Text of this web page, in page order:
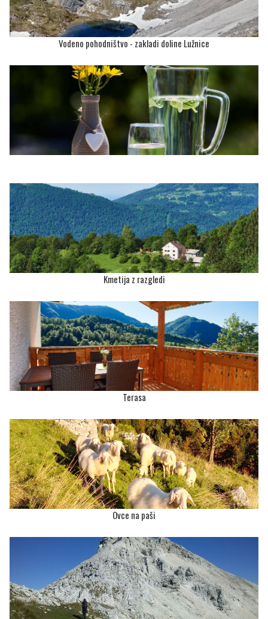
Vodeno pohodništvo - zakladi doline Lužnice
Kmetija z razgledi
Terasa
Ovce na paši